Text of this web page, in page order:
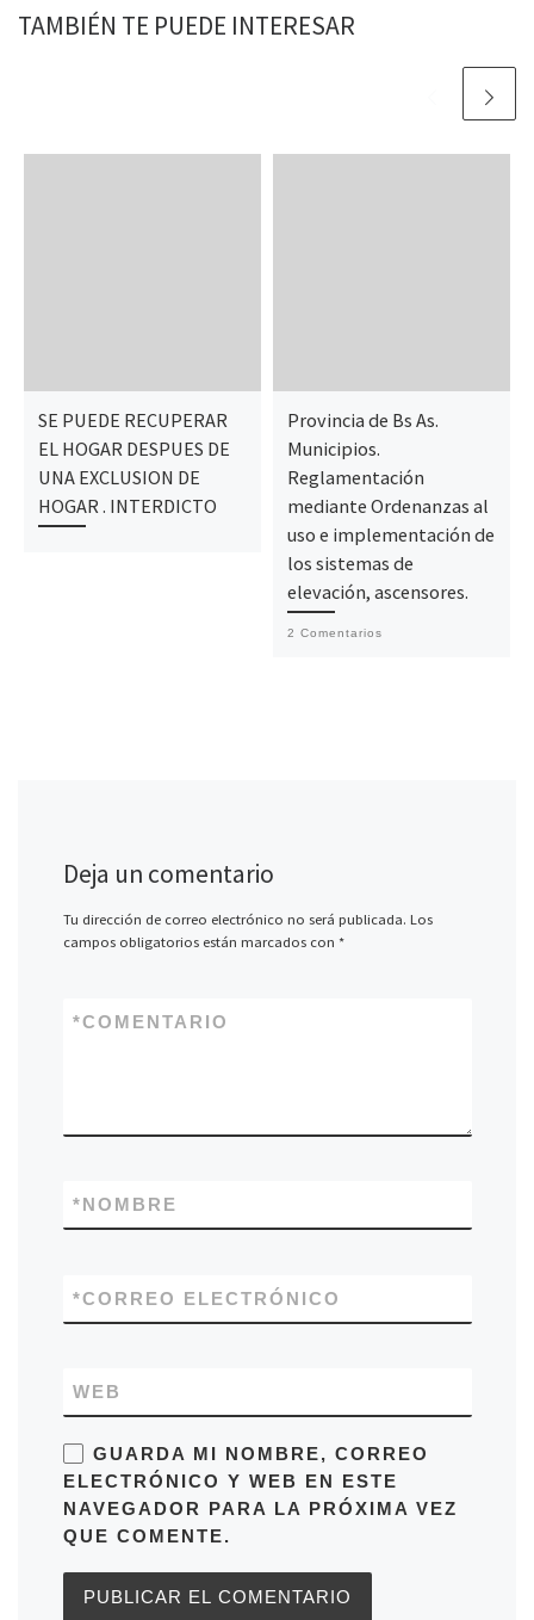
TAMBIÉN TE PUEDE INTERESAR
SE PUEDE RECUPERAR
EL HOGAR DESPUES DE
UNA EXCLUSION DE
HOGAR . INTERDICTO
Provincia de Bs As.
Municipios.
Reglamentación
mediante Ordenanzas al
uso e implementación de
los sistemas de
elevación, ascensores.
2 Comentarios
Deja un comentario
Tu dirección de correo electrónico no será publicada. Los
campos obligatorios están marcados con *
COMENTARIO
*
NOMBRE
*
CORREO ELECTRÓNICO
*
WEB
GUARDA MI NOMBRE, CORREO
ELECTRÓNICO Y WEB EN ESTE
NAVEGADOR PARA LA PRÓXIMA VEZ
QUE COMENTE.